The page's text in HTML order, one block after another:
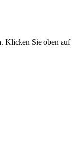
Klicken Sie oben auf